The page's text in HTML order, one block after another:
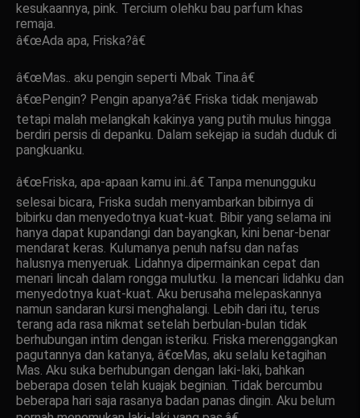
kesukaannya, pink. Tercium olehku bau parfum khas
remaja.
â€œAda apa, Friska?â€
â€œMas.. aku pengin seperti Mbak Tina.â€
â€œPengin? Pengin apanya?â€ Friska tidak menjawab
tetapi malah melangkah kakinya yang putih mulus hingga
berdiri persis di depanku. Dalam sekejap ia sudah duduk di
pangkuanku.
â€œFriska, apa-apaan kamu ini..â€ Tanpa menungguku
selesai bicara, Friska sudah menyambarkan bibirnya di
bibirku dan menyedotnya kuat-kuat. Bibir yang selama ini
hanya dapat kupandangi dan bayangkan, kini benar-benar
mendarat keras. Kulumanya penuh nafsu dan nafas
halusnya menyeruak. Lidahnya dipermainkan cepat dan
menari lincah dalam rongga mulutku. Ia mencari lidahku dan
menyedotnya kuat-kuat. Aku berusaha melepaskannya
namun sandaran kursi menghalangi. Lebih dari itu, terus
terang ada rasa nikmat setelah berbulan-bulan tidak
berhubungan intim dengan isteriku. Friska merenggangkan
pagutannya dan katanya, â€œMas, aku selalu ketagihan
Mas. Aku suka berhubungan dengan laki-laki, bahkan
beberapa dosen telah kuajak beginian. Tidak bercumbu
beberapa hari saja rasanya badan panas dingin. Aku belum